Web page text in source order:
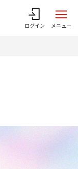
ログイン メニュー